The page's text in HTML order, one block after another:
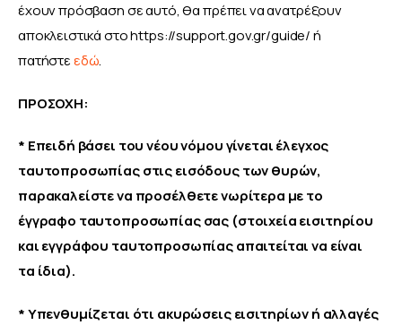
έχουν πρόσβαση σε αυτό, θα πρέπει να ανατρέξουν
αποκλειστικά στο https://support.gov.gr/guide/ ή
πατήστε εδώ.
ΠΡΟΣΟΧΗ:
* Επειδή βάσει του νέου νόμου γίνεται έλεγχος
ταυτοπροσωπίας στις εισόδους των θυρών,
παρακαλείστε να προσέλθετε νωρίτερα με το
έγγραφο ταυτοπροσωπίας σας (στοιχεία εισιτηρίου
και εγγράφου ταυτοπροσωπίας απαιτείται να είναι
τα ίδια).
* Υπενθυμίζεται ότι ακυρώσεις εισιτηρίων ή αλλαγές